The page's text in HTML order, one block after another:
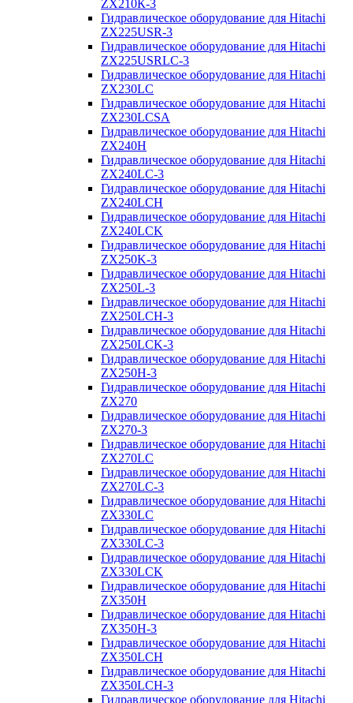
ZX210К-3
Гидравлическое оборудование для Hitachi
ZX225USR-3
Гидравлическое оборудование для Hitachi
ZX225USRLC-3
Гидравлическое оборудование для Hitachi
ZX230LC
Гидравлическое оборудование для Hitachi
ZX230LCSA
Гидравлическое оборудование для Hitachi
ZX240H
Гидравлическое оборудование для Hitachi
ZX240LC-3
Гидравлическое оборудование для Hitachi
ZX240LCH
Гидравлическое оборудование для Hitachi
ZX240LCK
Гидравлическое оборудование для Hitachi
ZX250K-3
Гидравлическое оборудование для Hitachi
ZX250L-3
Гидравлическое оборудование для Hitachi
ZX250LCH-3
Гидравлическое оборудование для Hitachi
ZX250LCK-3
Гидравлическое оборудование для Hitachi
ZX250Н-3
Гидравлическое оборудование для Hitachi
ZX270
Гидравлическое оборудование для Hitachi
ZX270-3
Гидравлическое оборудование для Hitachi
ZX270LC
Гидравлическое оборудование для Hitachi
ZX270LC-3
Гидравлическое оборудование для Hitachi
ZX330LC
Гидравлическое оборудование для Hitachi
ZX330LC-3
Гидравлическое оборудование для Hitachi
ZX330LCK
Гидравлическое оборудование для Hitachi
ZX350H
Гидравлическое оборудование для Hitachi
ZX350H-3
Гидравлическое оборудование для Hitachi
ZX350LCH
Гидравлическое оборудование для Hitachi
ZX350LCH-3
Гидравлическое оборудование для Hitachi